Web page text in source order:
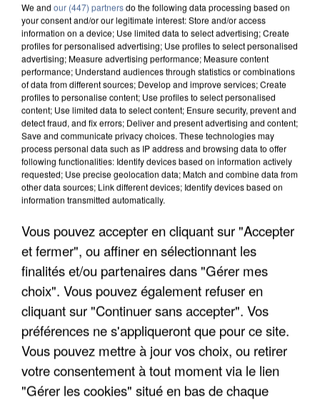
APRÈS TOUTES CES CANICULES, LES REFUGES
DE FAUNE SAUVAGE SONT...
We and our (447) partnersdo the following data processing based on
your consent and/or our legitimate interest: Store and/or access
information on a device; Use limited data to select advertising; Create
profiles for personalised advertising; Use profiles to select personalised
advertising; Measure advertising performance; Measure content
performance; Understand audiences through statistics or combinations
of data from different sources; Develop and improve services; Create
profiles to personalise content; Use profiles to select personalised
content; Use limited data to select content; Ensure security, prevent and
detect fraud, and fix errors; Deliver and present advertising and content;
Save and communicate privacy choices. These technologies may
process personal data such as IP address and browsing data to offer
following functionalities: Identify devices based on information actively
requested; Use precise geolocation data; Match and combine data from
other data sources; Link different devices; Identify devices based on
information transmitted automatically.
Vous pouvez accepter en cliquant sur "Accepter
et fermer", ou affiner en sélectionnant les
finalités et/ou partenaires dans "Gérer mes
choix". Vous pouvez également refuser en
cliquant sur "Continuer sans accepter". Vos
préférences ne s'appliqueront que pour ce site.
Vous pouvez mettre à jour vos choix, ou retirer
votre consentement à tout moment via le lien
"Gérer les cookies" situé en bas de chaque